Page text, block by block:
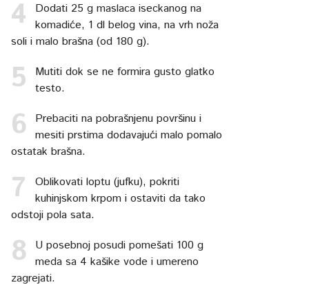
Dodati 25 g maslaca iseckanog na
komadiće, 1 dl belog vina, na vrh noža
soli i malo brašna (od 180 g).
Mutiti dok se ne formira gusto glatko
testo.
Prebaciti na pobrašnjenu površinu i
mesiti prstima dodavajući malo pomalo
ostatak brašna.
Oblikovati loptu (jufku), pokriti
kuhinjskom krpom i ostaviti da tako
odstoji pola sata.
U posebnoj posudi pomešati 100 g
meda sa 4 kašike vode i umereno
zagrejati.